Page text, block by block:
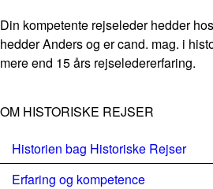
Din kompetente rejseleder hedder
hedder Anders og er cand. mag. i
mere end 15 års rejseledererfaring.
OM HISTORISKE REJSER
Historien bag Historiske Rejser
Erfaring og kompetence